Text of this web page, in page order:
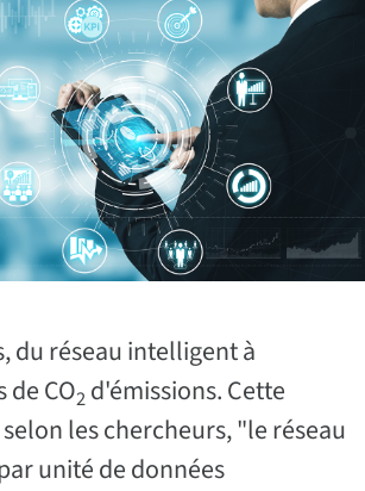
du réseau intelligent à
CO2 d'émissions. Cette
les chercheurs, "le réseau
unité de données